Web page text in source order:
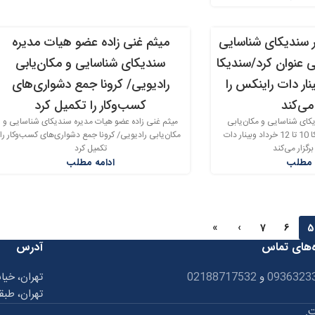
سندیکای شناسایی
عنوان کرد/سندیکا
وبینار دات راینکس را
می‌کند
شناسایی و مکان‌یابی
رادیویی عنوان کرد/سندیکا 10 تا 12 خرداد وبینار دات
می‌کند
مطلب
20
اردیبهشت
میثم غنی زاده عضو هیات مدیره
سندیکای شناسایی و مکان‌یابی
رادیویی/ کرونا جمع دشواری‌های
کسب‌وکار را تکمیل کرد
میثم غنی زاده عضو هیات مدیره سندیکای شناسایی و
مکان‌یابی رادیویی/ کرونا جمع دشواری‌های کسب‌وکار را
تکمیل کرد
ادامه مطلب
5
6
7
›
»
تماس
و 02188717532
آدرس
تهران،
تهران،